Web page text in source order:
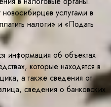
услугами в
налоги» и «Подать
информация об объектах
которые находятся в
а также сведения от
сведения о банковских